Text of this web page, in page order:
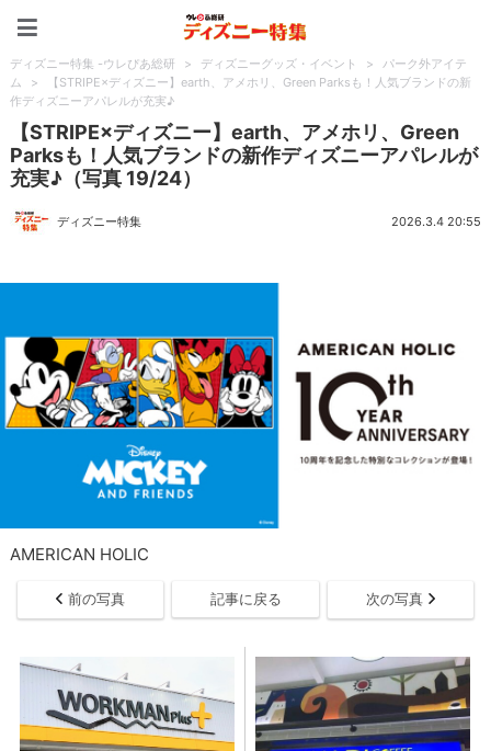
ディズニー特集 -ウレぴあ総研 > ディズニーグッズ・イベント >
パーク外アイテ
ム
>
【STRIPE×ディズニー】earth、アメホリ、Green Parksも！人気ブランドの新
作ディズニーアパレルが充実♪
【STRIPE×ディズニー】earth、アメホリ、Green
Parksも！人気ブランドの新作ディズニーアパレルが
充実♪（写真 19/24）
ディズニー特集 2026.3.4 20:55
AMERICAN HOLIC
前の写真 記事に戻る 次の写真